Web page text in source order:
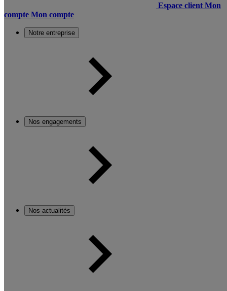
Espace client Mon
compte Mon compte
Notre entreprise
Nos engagements
Nos actualités